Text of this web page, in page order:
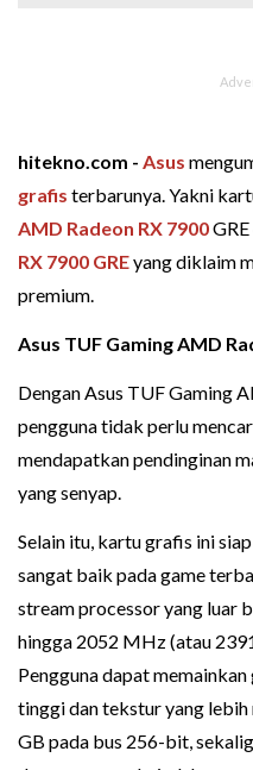
hitekno.com - Asus
grafis terbarunya. Yakni
AMD Radeon RX 7900
RX 7900 GREyang diklaim
premium.
Asus TUF Gaming AMD
Dengan Asus TUF Gaming
pengguna tidak perlu
mendapatkan pendinginan
yang senyap.
Selain itu, kartu grafis ini
sangat baik pada game
stream processor yang luar
hingga 2052 MHz (atau
Pengguna dapat
tinggi dan tekstur yang
GB pada bus 256-bit,